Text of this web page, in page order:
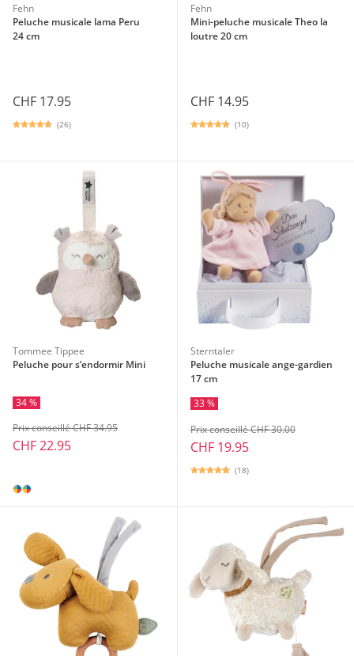
Fehn
Peluche musicale lama Peru
24 cm
CHF 17.95
(26)
Fehn
Mini-peluche musicale Theo la
loutre 20 cm
CHF 14.95
(10)
Tommee Tippee
Peluche pour s’endormir Mini
34 %
CHF 22.95
Prix conseillé CHF 34.95
Sterntaler
Peluche musicale ange-gardien
17 cm
33 %
CHF 19.95
Prix conseillé CHF 30.00
(18)